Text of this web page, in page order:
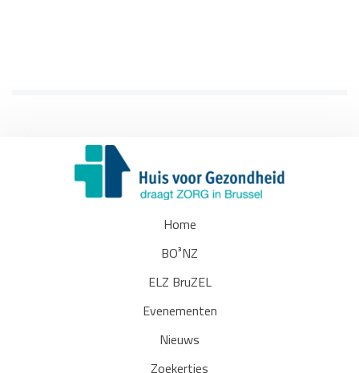
Home
BO³NZ
ELZ BruZEL
Evenementen
Nieuws
Zoekertjes